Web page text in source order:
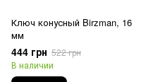
Ключ конусный Birzman, 16
мм
444 грн 522 грн
В наличии